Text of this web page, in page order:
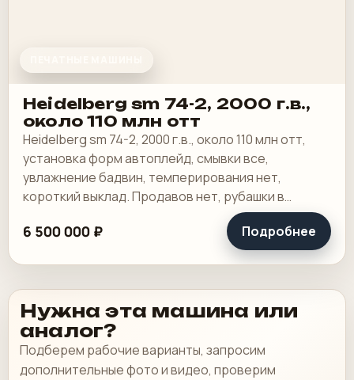
Heidelberg sm 74-2, 2000 г.в.,
около 110 млн отт
Heidelberg sm 74-2, 2000 г.в., около 110 млн отт,
установка форм автоплейд, смывки все,
увлажнение бадвин, темперирования нет,
короткий выклад. Продавов нет, рубашки в
хорошем состоянии, таскалки и цепи в хорошем.
6 500 000 ₽ Подробнее
Нужна эта машина или
аналог?
Подберем рабочие варианты, запросим
дополнительные фото и видео, проверим